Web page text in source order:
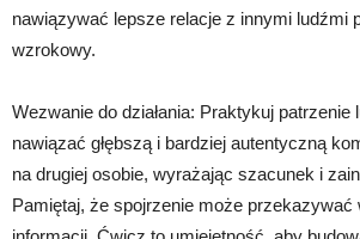
nawiązywać lepsze relacje z innymi ludźmi
wzrokowy.
Wezwanie do działania: Praktykuj
nawiązać głębszą i bardziej autentyczną
na drugiej osobie, wyrażając szacunek i
Pamiętaj, że spojrzenie może przekazywać